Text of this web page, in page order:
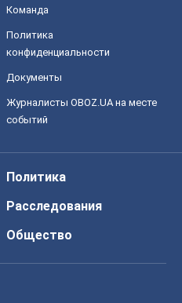
Команда
Политика
конфиденциальности
Документы
Журналисты OBOZ.UA на месте
событий
Политика
Расследования
Общество